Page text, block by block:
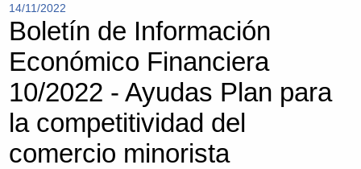
14/11/2022
Boletín de Información
Económico Financiera
10/2022 - Ayudas Plan para
la competitividad del
comercio minorista